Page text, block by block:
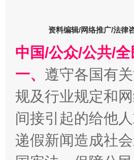
千年窑火 生生不息
资料编辑/网络推广/法律
中国/公众/公共/
一、 遵守各国有
规及行业规定和
间接引起的给他
递假新闻造成社